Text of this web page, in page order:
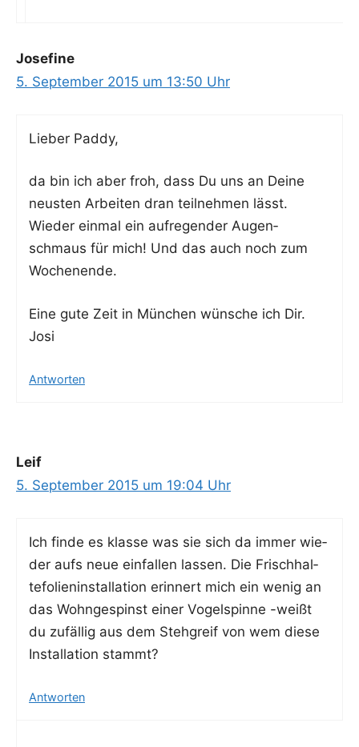
Josefine
5. September 2015 um 13:50 Uhr
Lie­ber Paddy,
da bin ich aber froh, dass Du uns an Dei­ne
neus­ten Arbei­ten dran teil­neh­men lässt.
Wie­der ein­mal ein auf­re­gen­der Augen­
schmaus für mich! Und das auch noch zum
Wochenende.
Eine gute Zeit in Mün­chen wün­sche ich Dir.
Josi
Antworten
Leif
5. September 2015 um 19:04 Uhr
Ich fin­de es klas­se was sie sich da immer wie­
der aufs neue ein­fal­len las­sen. Die Frisch­hal­
te­fo­li­en­in­stal­la­ti­on erin­nert mich ein wenig an
das Wohn­ge­spinst einer Vogel­spin­ne -weißt
du zufäl­lig aus dem Steh­greif von wem die­se
Instal­la­ti­on stammt?
Antworten